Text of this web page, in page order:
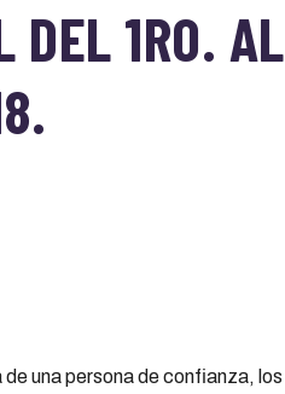
DEL 1RO. AL
de una persona de confianza, los